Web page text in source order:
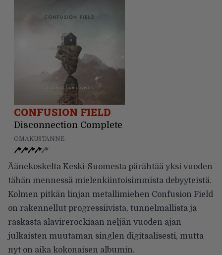
CONFUSION FIELD
Disconnection Complete
OMAKUSTANNE
Äänekoskelta Keski-Suomesta pärähtää yksi vuoden
tähän mennessä mielenkiintoisimmista debyyteistä.
Kolmen pitkän linjan metallimiehen Confusion Field
on rakennellut progressiivista, tunnelmallista ja
raskasta alavirerockiaan neljän vuoden ajan
julkaisten muutaman singlen digitaalisesti, mutta
nyt on aika kokonaisen albumin.